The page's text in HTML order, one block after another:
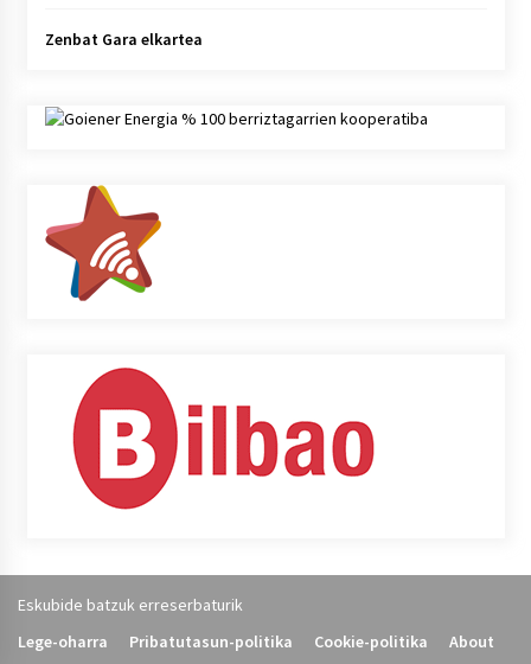
Zenbat Gara elkartea
Eskubide batzuk erreserbaturik
Lege-oharra
Pribatutasun-politika Cookie-politika About